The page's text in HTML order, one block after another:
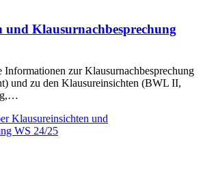
und Klausurnachbesprechung
zur Klausurnachbesprechung
und zu den Klausureinsichten (BWL II,
Klausureinsichten und
WS 24/25